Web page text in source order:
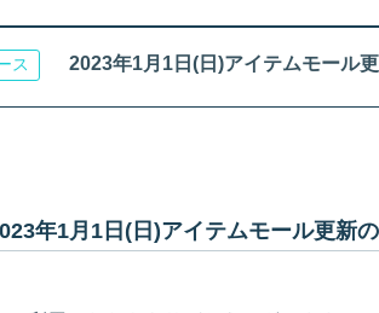
アップ
ス 2023年1月1日(日)アイテムモール
年1月1日(日)アイテムモール更新